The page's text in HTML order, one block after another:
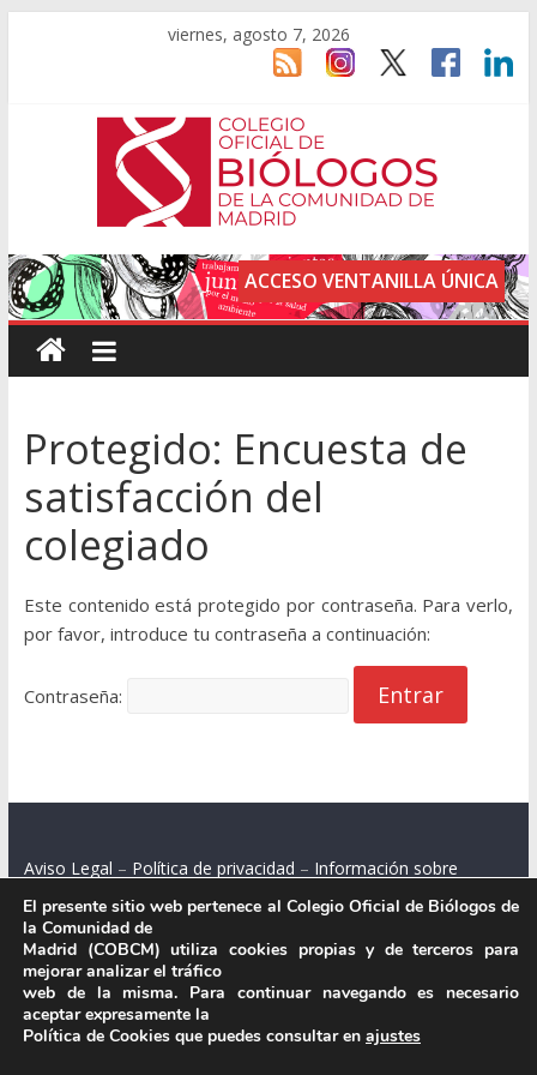
viernes, agosto 7, 2026
ACCESO VENTANILLA ÚNICA
Protegido: Encuesta de
satisfacción del
colegiado
Este contenido está protegido por contraseña. Para verlo,
por favor, introduce tu contraseña a continuación:
Contraseña:
Aviso Legal – Política de privacidad – Información sobre
Colegio Oficial de Biólogos de la Comunidad de Madrid.
C/ Santa Engracia 108, 2º int.izq. 28003 Madrid.
El presente sitio web pertenece al Colegio Oficial de Biólogos de
la Comunidad de
Madrid (COBCM) utiliza cookies propias y de terceros para
mejorar analizar el tráfico
web de la misma. Para continuar navegando es necesario
aceptar expresamente la
Política de Cookies que puedes consultar en ajustes